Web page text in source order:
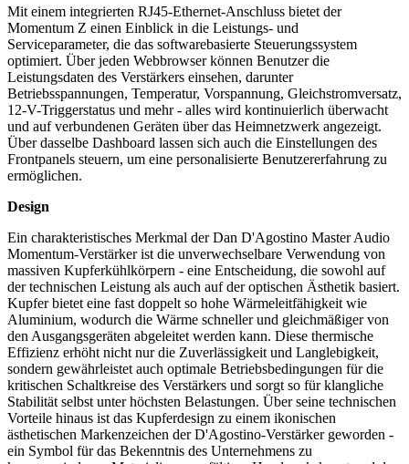
Mit einem integrierten RJ45-Ethernet-Anschluss bietet der
Momentum Z einen Einblick in die Leistungs- und
Serviceparameter, die das softwarebasierte Steuerungssystem
optimiert. Über jeden Webbrowser können Benutzer die
Leistungsdaten des Verstärkers einsehen, darunter
Betriebsspannungen, Temperatur, Vorspannung, Gleichstromversatz,
12-V-Triggerstatus und mehr - alles wird kontinuierlich überwacht
und auf verbundenen Geräten über das Heimnetzwerk angezeigt.
Über dasselbe Dashboard lassen sich auch die Einstellungen des
Frontpanels steuern, um eine personalisierte Benutzererfahrung zu
ermöglichen.
Design
Ein charakteristisches Merkmal der Dan D'Agostino Master Audio
Momentum-Verstärker ist die unverwechselbare Verwendung von
massiven Kupferkühlkörpern - eine Entscheidung, die sowohl auf
der technischen Leistung als auch auf der optischen Ästhetik basiert.
Kupfer bietet eine fast doppelt so hohe Wärmeleitfähigkeit wie
Aluminium, wodurch die Wärme schneller und gleichmäßiger von
den Ausgangsgeräten abgeleitet werden kann. Diese thermische
Effizienz erhöht nicht nur die Zuverlässigkeit und Langlebigkeit,
sondern gewährleistet auch optimale Betriebsbedingungen für die
kritischen Schaltkreise des Verstärkers und sorgt so für klangliche
Stabilität selbst unter höchsten Belastungen. Über seine technischen
Vorteile hinaus ist das Kupferdesign zu einem ikonischen
ästhetischen Markenzeichen der D'Agostino-Verstärker geworden -
ein Symbol für das Bekenntnis des Unternehmens zu